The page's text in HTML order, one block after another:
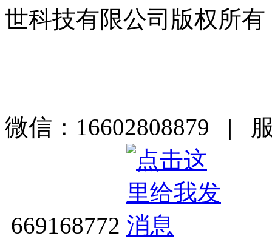
世科技有限公司版权所有
微信：16602808879 |
669168772